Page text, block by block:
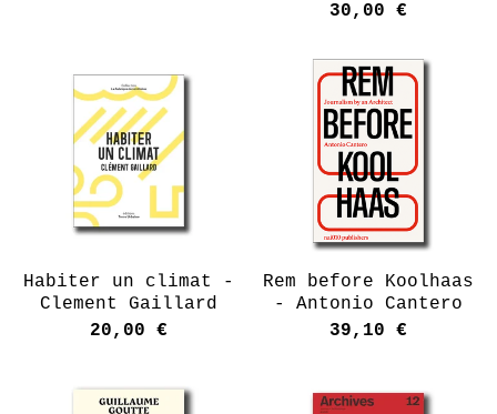
30,00 €
Habiter un climat -
Clement Gaillard
20,00 €
Rem before Koolhaas
- Antonio Cantero
39,10 €